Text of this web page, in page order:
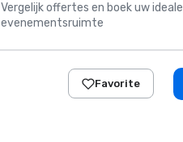
Vergelijk offertes en boek uw ideale
evenementsruimte
Favorite